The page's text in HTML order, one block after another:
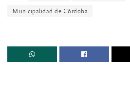
Municipalidad de Córdoba